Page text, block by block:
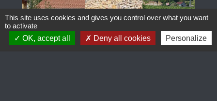
This site uses cookies and gives you control over what you want
to activate
OK, accept all
Deny all cookies Personalize